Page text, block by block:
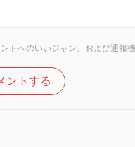
トへのいいジャン、および通報
ントする